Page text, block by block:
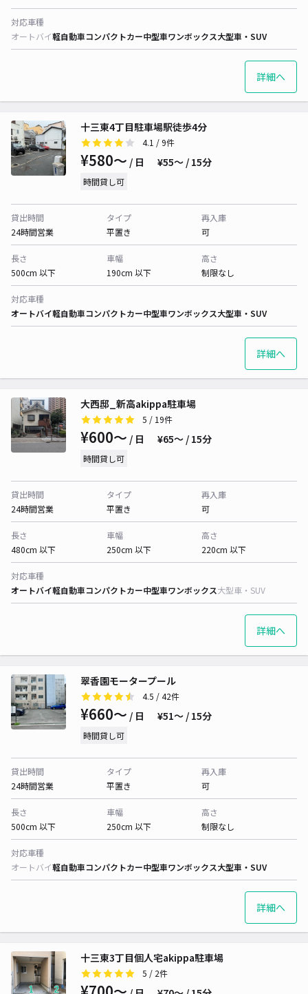
対応車種
オートバイ軽自動車コンパクトカー中型車ワンボックス大型車・SUV
詳細へ
十三東4丁目駐車場駅徒歩4分
4.1 / 9件
¥580〜 / 日 ¥55〜 / 15分
時間貸し可
貸出時間
24時間営業
タイプ
平置き
再入庫
可
長さ
500cm 以下
車幅
190cm 以下
高さ
制限なし
対応車種
オートバイ軽自動車コンパクトカー中型車ワンボックス大型車・SUV
詳細へ
大西邸_新高akippa駐車場
5 / 19件
¥600〜 / 日 ¥65〜 / 15分
時間貸し可
貸出時間
24時間営業
タイプ
平置き
再入庫
可
長さ
480cm 以下
車幅
250cm 以下
高さ
220cm 以下
対応車種
オートバイ軽自動車コンパクトカー中型車ワンボックス大型車・SUV
詳細へ
翠香園モータープール
4.5 / 42件
¥660〜 / 日 ¥51〜 / 15分
時間貸し可
貸出時間
24時間営業
タイプ
平置き
再入庫
可
長さ
500cm 以下
車幅
250cm 以下
高さ
制限なし
対応車種
オートバイ軽自動車コンパクトカー中型車ワンボックス大型車・SUV
詳細へ
十三東3丁目個人宅akippa駐車場
5 / 2件